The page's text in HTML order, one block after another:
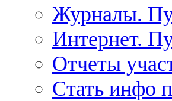
Журналы.
Интернет.
Отчеты
Стать инфо